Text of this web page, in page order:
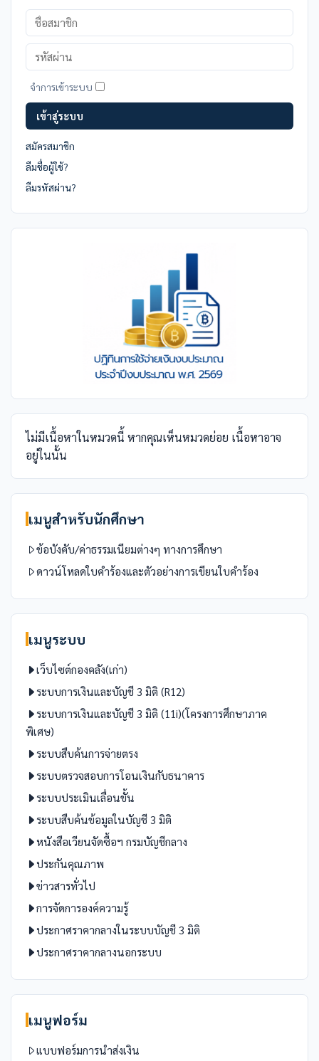
ชื่อ
สมาชิก
ผ่าน
จำการเข้าระบบ
เข้าสู่ระบบ
สมัครสมาชิก
ลืมชื่อผู้ใช้?
ลืมรหัสผ่าน?
ไม่มีเนื้อหาในหมวดนี้ หากคุณเห็นหมวดย่อย เนื้อหาอาจ
อยู่ในนั้น
เมนูสำหรับนักศึกษา
ข้อบังคับ/ค่าธรรมเนียมต่างๆ ทางการศึกษา
ดาวน์โหลดใบคำร้องและตัวอย่างการเขียนใบคำร้อง
เมนูระบบ
เว็บไซต์กองคลัง(เก่า)
ระบบการเงินและบัญชี 3 มิติ (R12)
ระบบการเงินและบัญชี 3 มิติ (11i)(โครงการศึกษาภาค
พิเศษ)
ระบบสืบค้นการจ่ายตรง
ระบบตรวจสอบการโอนเงินกับธนาคาร
ระบบประเมินเลื่อนขั้น
ระบบสืบค้นข้อมูลในบัญชี 3 มิติ
หนังสือเวียนจัดซื้อฯ กรมบัญชีกลาง
ประกันคุณภาพ
ข่าวสารทั่วไป
การจัดการองค์ความรู้
ประกาศราคากลางในระบบบัญชี 3 มิติ
ประกาศราคากลางนอกระบบ
เมนูฟอร์ม
แบบฟอร์มการนำส่งเงิน